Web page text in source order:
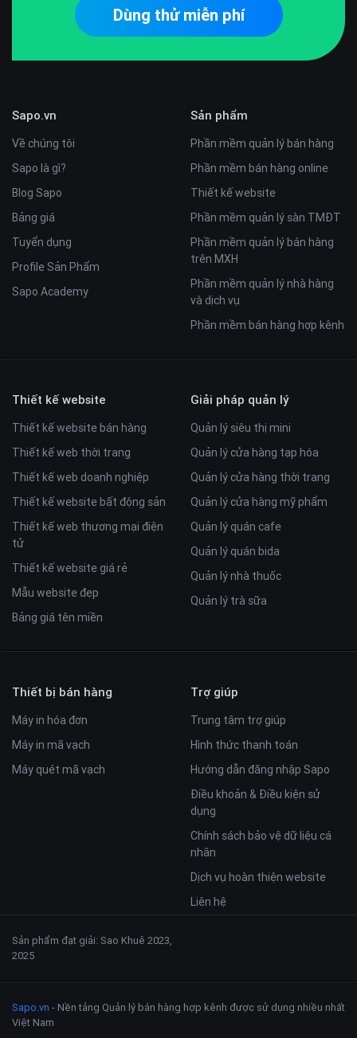
Dùng thử miễn phí
Sapo.vn
Về chúng tôi
Sapo là gì?
Blog Sapo
Bảng giá
Tuyển dụng
Profile Sản Phẩm
Sapo Academy
Sản phẩm
Phần mềm quản lý bán hàng
Phần mềm bán hàng online
Thiết kế website
Phần mềm quản lý sàn TMĐT
Phần mềm quản lý bán hàng
trên MXH
Phần mềm quản lý nhà hàng
và dịch vụ
Phần mềm bán hàng hợp kênh
Thiết kế website
Thiết kế website bán hàng
Thiết kế web thời trang
Thiết kế web doanh nghiệp
Thiết kế website bất động sản
Thiết kế web thương mại điện
tử
Thiết kế website giá rẻ
Mẫu website đẹp
Bảng giá tên miền
Giải pháp quản lý
Quản lý siêu thị mini
Quản lý cửa hàng tạp hóa
Quản lý cửa hàng thời trang
Quản lý cửa hàng mỹ phẩm
Quản lý quán cafe
Quản lý quán bida
Quản lý nhà thuốc
Quản lý trà sữa
Thiết bị bán hàng
Máy in hóa đơn
Máy in mã vạch
Máy quét mã vạch
Trợ giúp
Trung tâm trợ giúp
Hình thức thanh toán
Hướng dẫn đăng nhập Sapo
Điều khoản & Điều kiện sử
dụng
Chính sách bảo vệ dữ liệu cá
nhân
Dịch vụ hoàn thiện website
Liên hệ
Sapo.vn - Nền tảng Quản lý bán hàng hợp kênh được sử dụng nhiều nhất
Việt Nam
Sản phẩm đạt giải: Sao Khuê 2023,
2025